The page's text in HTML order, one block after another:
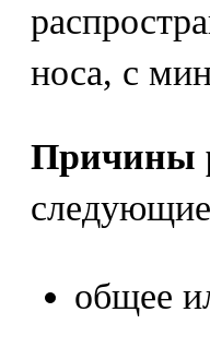
носа, с
Причины
общее